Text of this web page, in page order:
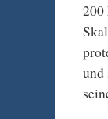
200
und